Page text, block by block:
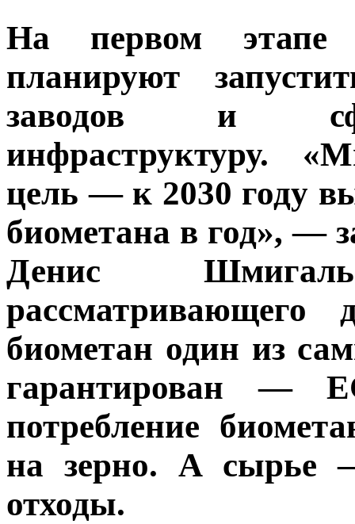
На первом этапе
планируют
заводов и
инфраструктуру.
цель — к 2030 году
биометана в год», —
Денис
рассматривающего
биометан один из
гарантирован —
потребление
на зерно. А сырье
отходы.